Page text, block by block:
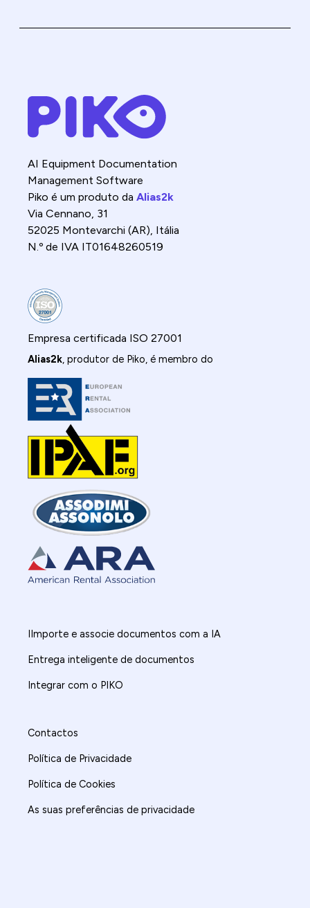
AI Equipment Documentation
Management Software
Piko é um produto da Alias2k
Via Cennano, 31
52025 Montevarchi (AR), Itália
N.º de IVA IT01648260519
Empresa certificada ISO 27001
Alias2k, produtor de Piko, é membro do
IImporte e associe documentos com a IA
Entrega inteligente de documentos
Integrar com o PIKO
Contactos
Política de Privacidade
Política de Cookies
As suas preferências de privacidade